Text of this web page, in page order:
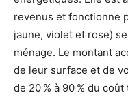
revenus et fonctionne
jaune, violet et rose)
ménage. Le montant
de leur surface et de
de 20 % à 90 % du